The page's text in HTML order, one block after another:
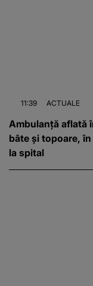
11:39 ACTUALE
Ambulanță aflată
bâte și topoare, în Cluj. Șoferul a ajuns în
la spital